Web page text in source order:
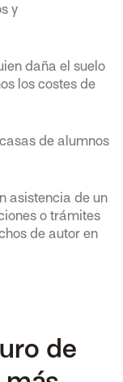
y
daña el suelo
los costes de
de alumnos
asistencia de un
o trámites
de autor en
de